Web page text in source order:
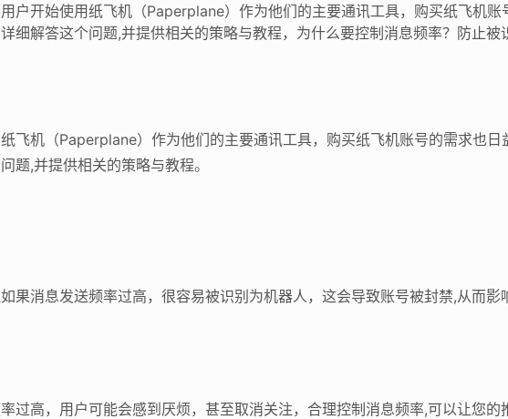
户开始使用纸飞机（Paperplane）作为他们的主要通讯工具，购买纸飞机账
细解答这个问题,并提供相关的策略与教程，为什么要控制消息频率？防止被
飞机（Paperplane）作为他们的主要通讯工具，购买纸飞机账号的需求也日
题,并提供相关的策略与教程。
果消息发送频率过高，很容易被识别为机器人，这会导致账号被封禁,从而影
过高，用户可能会感到厌烦，甚至取消关注，合理控制消息频率,可以让您的